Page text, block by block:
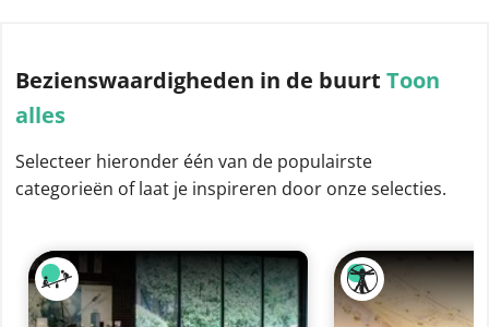
Bezienswaardigheden in de buurt Toon
alles
Selecteer hieronder één van de populairste
categorieën of laat je inspireren door onze selecties.